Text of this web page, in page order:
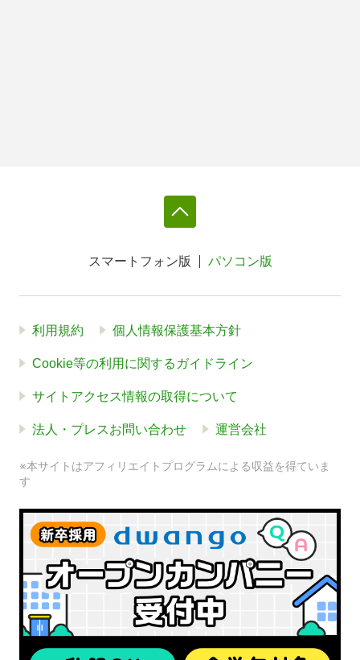
スマートフォン版 パソコン版
利用規約 個人情報保護基本方針
Cookie等の利用に関するガイドライン
サイトアクセス情報の取得について
法人・プレスお問い合わせ 運営会社
※本サイトはアフィリエイトプログラムによる収益を得ていま
す